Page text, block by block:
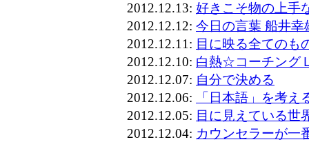
2012.12.13: 好きこそ物の上手
2012.12.12: 今日の言葉 船井幸
2012.12.11: 目に映る全てのも
2012.12.10: 白熱☆コーチング
2012.12.07: 自分で決める
2012.12.06:
「日本語」を考え
2012.12.05: 目に見えている世
2012.12.04: カウンセラーが一